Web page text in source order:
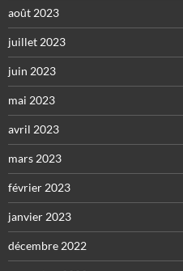
août 2023
juillet 2023
juin 2023
mai 2023
avril 2023
mars 2023
février 2023
janvier 2023
décembre 2022